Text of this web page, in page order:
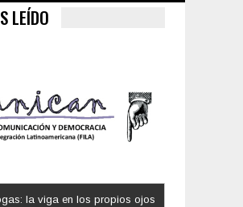
LEÍDO
la viga en los propios ojos